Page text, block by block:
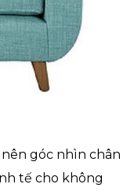
góc nhìn chân
tế cho không